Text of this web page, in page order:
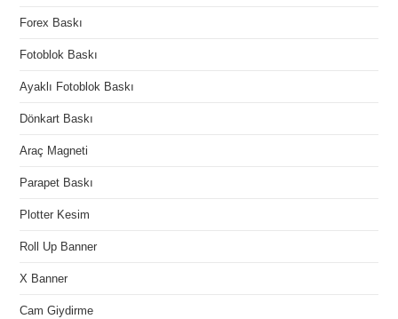
Forex Baskı
Fotoblok Baskı
Ayaklı Fotoblok Baskı
Dönkart Baskı
Araç Magneti
Parapet Baskı
Plotter Kesim
Roll Up Banner
X Banner
Cam Giydirme